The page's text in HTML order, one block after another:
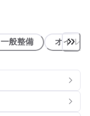
一般整備 オイル類